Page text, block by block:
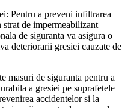
Pentru a preveni infiltrarea
de impermeabilizant
de siguranta va asigura o
deteriorarii gresiei cauzate de
masuri de siguranta pentru a
a gresiei pe suprafetele
accidentelor si la